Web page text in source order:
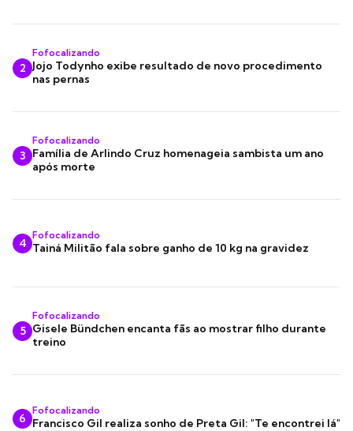
2
Fofocalizando
Jojo Todynho exibe resultado de novo procedimento
nas pernas
3
Fofocalizando
Família de Arlindo Cruz homenageia sambista um ano
após morte
4
Fofocalizando
Tainá Militão fala sobre ganho de 10 kg na gravidez
5
Fofocalizando
Gisele Bündchen encanta fãs ao mostrar filho durante
treino
6
Fofocalizando
Francisco Gil realiza sonho de Preta Gil: "Te encontrei lá"